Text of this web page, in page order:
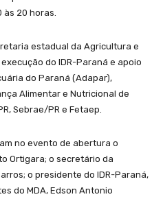
às 20 horas.
estadual da Agricultura e
do IDR-Paraná e apoio
do Paraná (Adapar),
Alimentar e Nutricional de
Sebrae/PR e Fetaep.
no evento de abertura o
Ortigara; o secretário da
o presidente do IDR-Paraná,
do MDA, Edson Antonio